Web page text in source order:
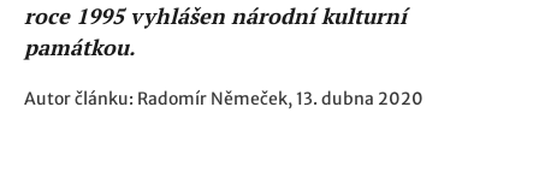
roce 1995 vyhlášen národní kulturní
památkou.
Autor článku: Radomír Němeček, 13. dubna 2020